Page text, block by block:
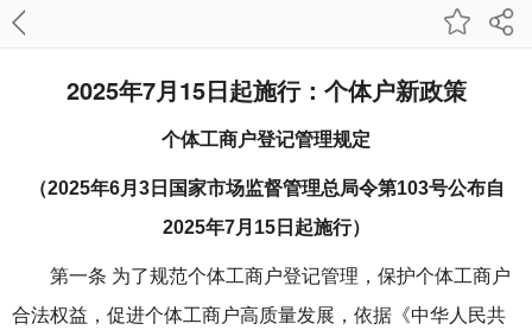
2025年7月15日起施行：个体户新政策
个体工商户登记管理规定
（2025年6月 3日国家市场监督管理总局令第103号公布自
2025年7月 15日起施行）
第一条 为了规范个体工商户登记管理，保护个体工商户
合法权益，促进个体工商户高质量发展，依据《中华人民共